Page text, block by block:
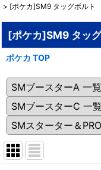
> [ポケカ]SM9 タッグボルト
[ポケカ]SM9 タッ
ポケカ TOP